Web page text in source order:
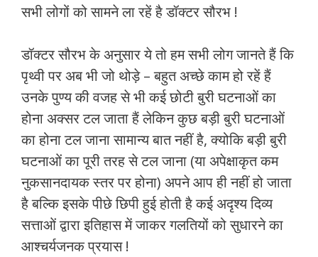
सभी लोगों को सामने ला रहें है डॉक्टर सौरभ !
डॉक्टर सौरभ के अनुसार ये तो हम सभी लोग जानते हैं कि
पृथ्वी पर अब भी जो थोड़े – बहुत अच्छे काम हो रहें हैं
उनके पुण्य की वजह से भी कई छोटी बुरी घटनाओं का
होना अक्सर टल जाता हैं लेकिन कुछ बड़ी बुरी घटनाओं
का होना टल जाना सामान्य बात नहीं है, क्योकि बड़ी बुरी
घटनाओं का पूरी तरह से टल जाना (या अपेक्षाकृत कम
नुकसानदायक स्तर पर होना) अपने आप ही नहीं हो जाता
है बल्कि इसके पीछे छिपी हुई होती है कई अदृश्य दिव्य
सत्ताओं द्वारा इतिहास में जाकर गलतियों को सुधारने का
आश्चर्यजनक प्रयास !